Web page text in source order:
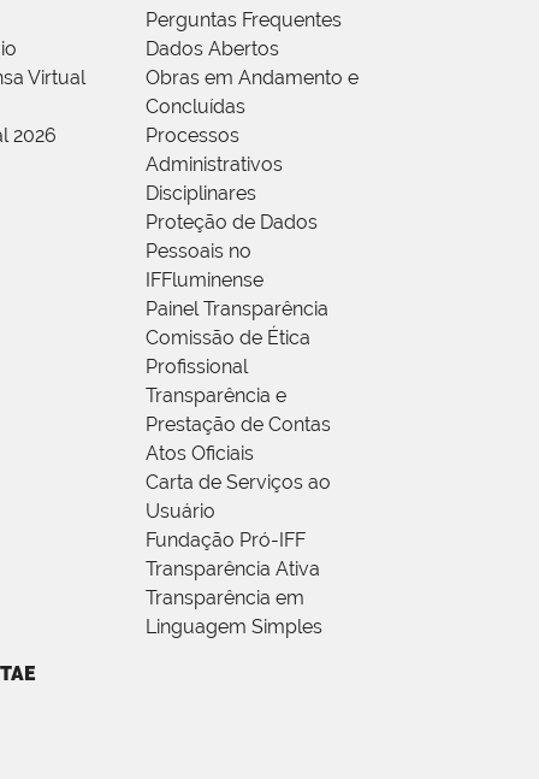
Virtual
2026
Perguntas Frequentes
Dados Abertos
Obras em Andamento e
Concluídas
Processos
Administrativos
Disciplinares
Proteção de Dados
Pessoais no
IFFluminense
Painel Transparência
Comissão de Ética
Profissional
Transparência e
Prestação de Contas
Atos Oficiais
Carta de Serviços ao
Usuário
Fundação Pró-IFF
Transparência Ativa
Transparência em
Linguagem Simples